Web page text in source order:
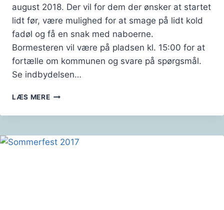
august 2018. Der vil for dem der ønsker at startet
lidt før, være mulighed for at smage på lidt kold
fadøl og få en snak med naboerne.
Bormesteren vil være på pladsen kl. 15:00 for at
fortælle om kommunen og svare på spørgsmål.
Se indbydelsen…
LÆS MERESOMMERFEST